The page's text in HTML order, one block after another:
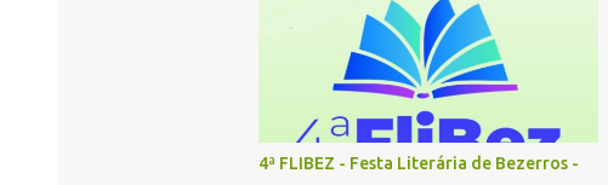
4ª FLIBEZ - Festa Literária de Bezerros -